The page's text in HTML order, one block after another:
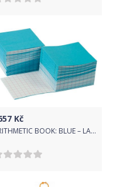
Kč
ARITHMETIC BOOK: BLUE – LARGE (100)